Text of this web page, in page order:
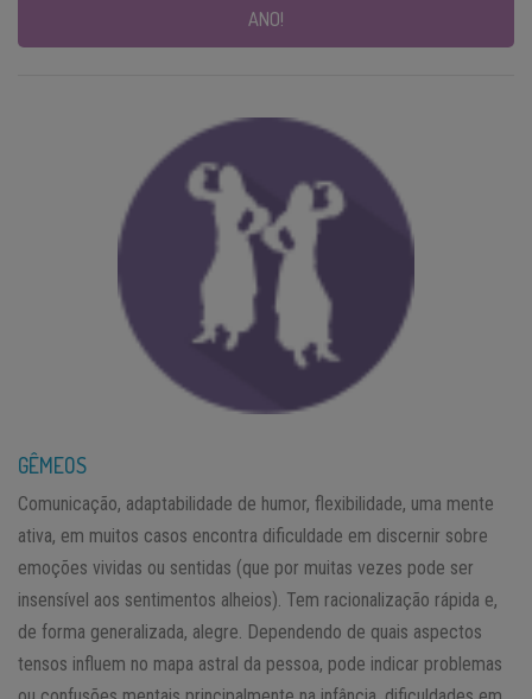
ANO!
GÊMEOS
Comunicação, adaptabilidade de humor, flexibilidade, uma mente
ativa, em muitos casos encontra dificuldade em discernir sobre
emoções vividas ou sentidas (que por muitas vezes pode ser
insensível aos sentimentos alheios). Tem racionalização rápida e,
de forma generalizada, alegre. Dependendo de quais aspectos
tensos influem no mapa astral da pessoa, pode indicar problemas